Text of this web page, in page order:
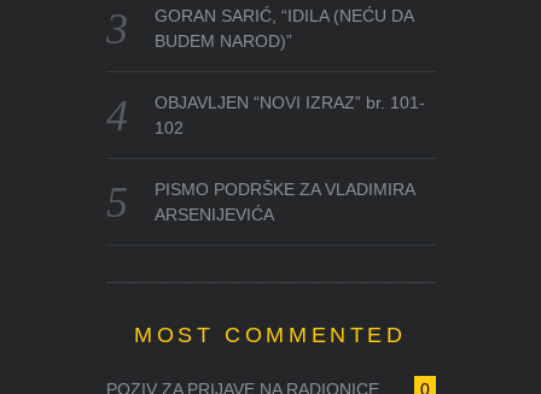
GORAN SARIĆ, “IDILA (NEĆU DA
BUDEM NAROD)”
OBJAVLJEN “NOVI IZRAZ” br. 101-
102
PISMO PODRŠKE ZA VLADIMIRA
ARSENIJEVIĆA
MOST COMMENTED
0
POZIV ZA PRIJAVE NA RADIONICE ...